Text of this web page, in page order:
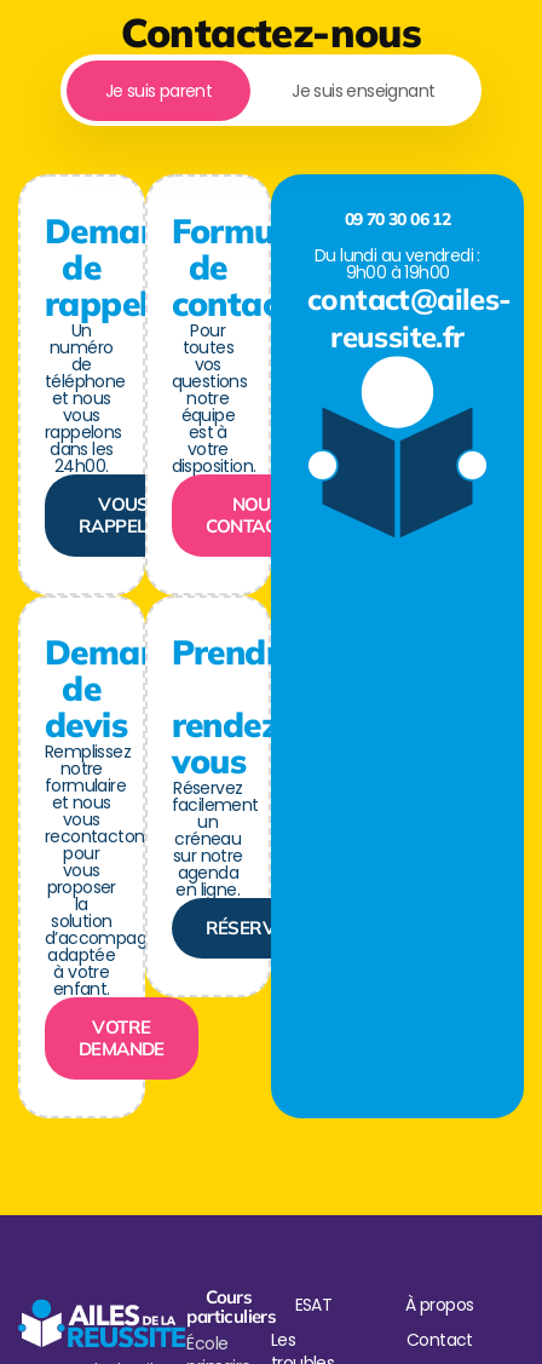
Contactez-nous
Je suis parent Je suis enseignant
Demande
de
rappel
Un
numéro
de
téléphone
et nous
vous
rappelons
dans les
24h00.
VOUS
RAPPELER
Demande
de
devis
Remplissez
notre
formulaire
et nous
vous
recontactons
pour
vous
proposer
la
solution
d’accompagnement
adaptée
à votre
enfant.
VOTRE
DEMANDE
Formulaire
de
contact
Pour
toutes
vos
questions
notre
équipe
est à
votre
disposition.
NOUS
CONTACTER
Prendre
rendez-
vous
Réservez
facilement
un
créneau
sur notre
agenda
en ligne.
RÉSERVER
09 70 30 06 12
Du lundi au vendredi :
9h00 à 19h00
contact@ailes-
reussite.fr
Cours
particuliers
École
ESAT
Les
À propos
Contact